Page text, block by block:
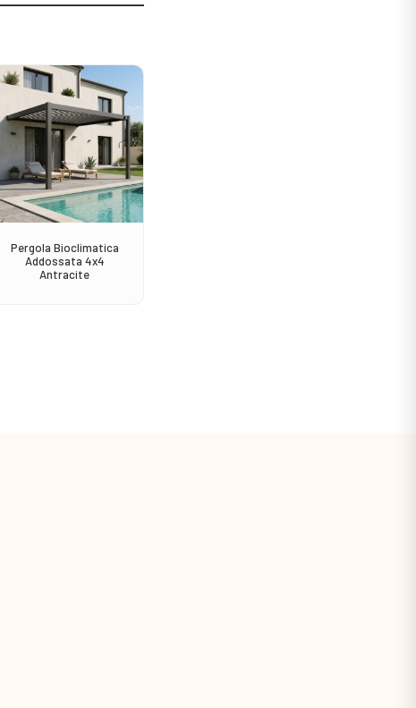
Pergola Bioclimatica
Addossata 4x4
Antracite